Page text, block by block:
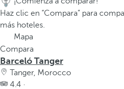
a
p
i
m
e
r
Haz clic en “Compara” para
más hoteles.
Mapa
Compara
Barceló Tanger
Tanger, Morocco
4.4 ·